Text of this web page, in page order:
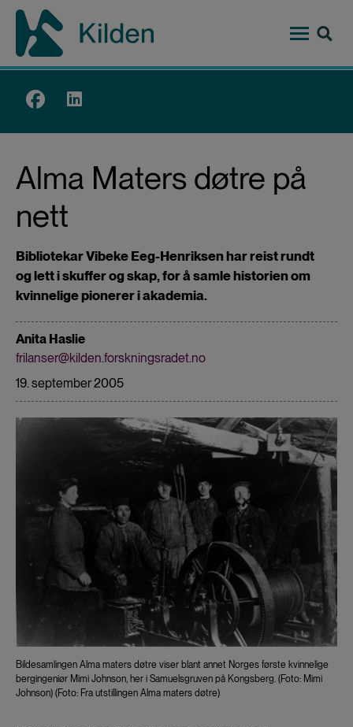
Hopp
hovedinnhold
Top
Alma Maters døtre på
nett
Bibliotekar Vibeke Eeg-Henriksen har reist rundt
og lett i skuffer og skap, for å samle historien om
kvinnelige pionerer i akademia.
Anita Haslie
frilanser@kilden.forskningsradet.no
19. september 2005
Bildesamlingen Alma maters døtre viser blant annet Norges første kvinnelige
bergingeniør Mimi Johnson, her i Samuelsgruven på Kongsberg. (Foto: Mimi
Johnson) (Foto: Fra utstillingen Alma maters døtre)